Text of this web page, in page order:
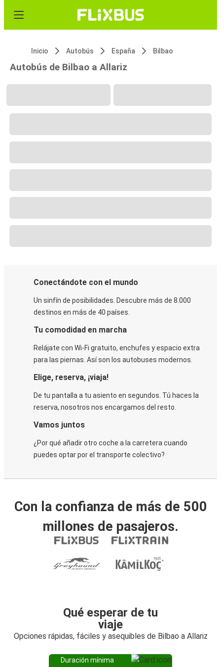
Inicio Autobús España Bilbao
Autobús de Bilbao a Allariz
Conectándote con el mundo
Un sinfín de posibilidades. Descubre más de 8.000
destinos en más de 40 países.
Tu comodidad en marcha
Relájate con Wi-Fi gratuito, enchufes y espacio extra
para las piernas. Así son los autobuses modernos.
Elige, reserva, ¡viaja!
De tu pantalla a tu asiento en segundos. Tú haces la
reserva, nosotros nos encargamos del resto.
Vamos juntos
¿Por qué añadir otro coche a la carretera cuando
puedes optar por el transporte colectivo?
Con la confianza de más de 500
millones de pasajeros.
Qué esperar de tu
viaje
Opciones rápidas, fáciles y asequibles de Bilbao a Allariz
Duración mínima